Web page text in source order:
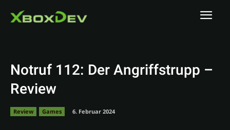
Notruf 112: Der Angriffstrupp –
Review
Review Games 6. Februar 2024